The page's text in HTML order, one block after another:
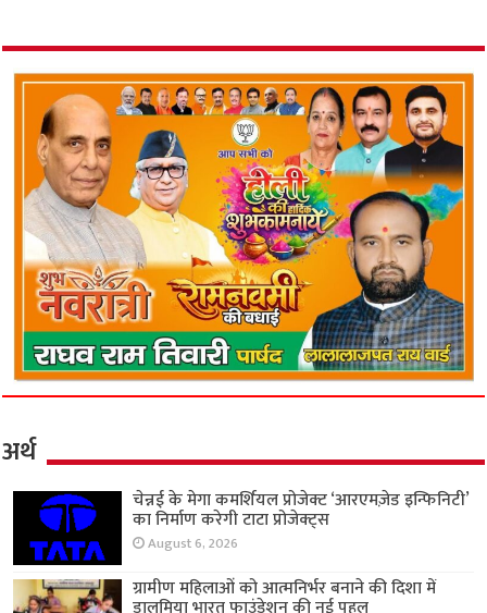
अर्थ
चेन्नई के मेगा कमर्शियल प्रोजेक्ट ‘आरएमज़ेड इन्फिनिटी’
का निर्माण करेगी टाटा प्रोजेक्ट्स
August 6, 2026
ग्रामीण महिलाओं को आत्मनिर्भर बनाने की दिशा में